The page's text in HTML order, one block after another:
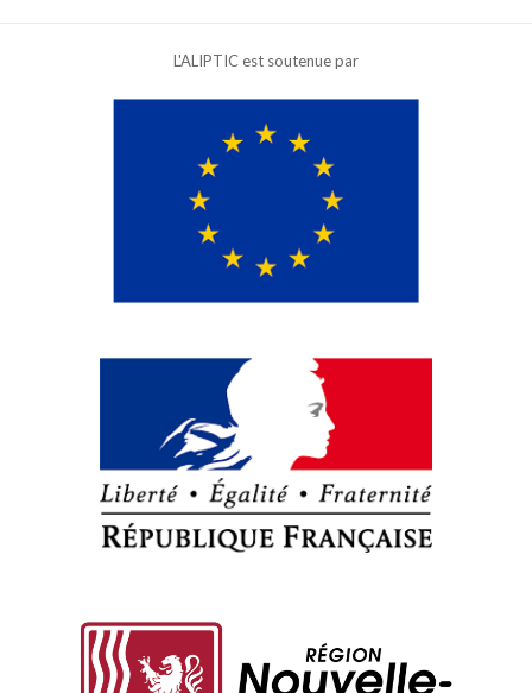
L'ALIPTIC est soutenue par